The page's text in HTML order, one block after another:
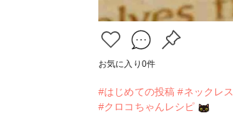
お気に入り 0件
#はじめての投稿 #ネックレス
#クロコちゃんレシピ